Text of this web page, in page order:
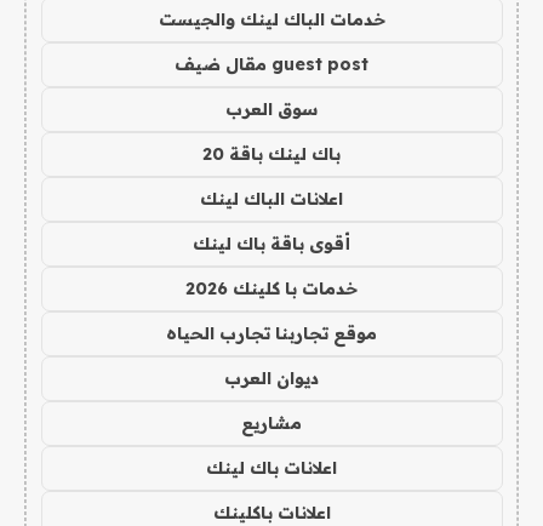
خدمات الباك لينك والجيست
guest post مقال ضيف
سوق العرب
باك لينك باقة 20
اعلانات الباك لينك
أقوى باقة باك لينك
خدمات با كلينك 2026
موقع تجاربنا تجارب الحياه
ديوان العرب
مشاريع
اعلانات باك لينك
اعلانات باكلينك